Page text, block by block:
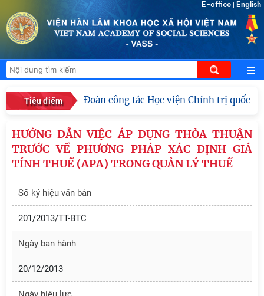
E-office English
Tiêu điểm Đoàn công tác Học viện Chính trị quốc gia
HƯỚNG DẪN VIỆC ÁP DỤNG THỎA THUẬN
TRƯỚC VỀ PHƯƠNG PHÁP XÁC ĐỊNH GIÁ
TÍNH THUẾ (APA) TRONG QUẢN LÝ THUẾ
Số ký hiệu văn bản
201/2013/TT-BTC
Ngày ban hành
20/12/2013